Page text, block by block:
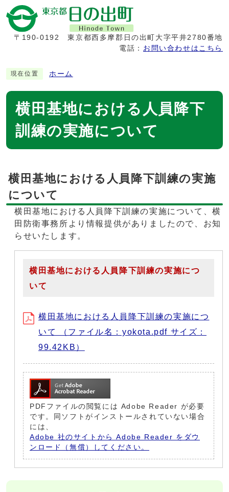
〒190-0192
東京都西多摩郡日の出町大字平井2780番地
電話： お問い合わせはこちら
現在位置 ホーム
横田基地における人員降下
訓練の実施について
横田基地における人員降下訓練の実施
について
横田基地における人員降下訓練の実施について、横
田防衛事務所より情報提供がありましたので、お知
らせいたします。
横田基地における人員降下訓練の実施につ
いて
横田基地における人員降下訓練の実施につ
いて （ファイル名：yokota.pdf サイズ：
99.42KB）
PDFファイルの閲覧には Adobe Reader が必要
です。同ソフトがインストールされていない場合
には、
Adobe 社のサイトから Adobe Reader をダウ
ンロード（無償）してください。